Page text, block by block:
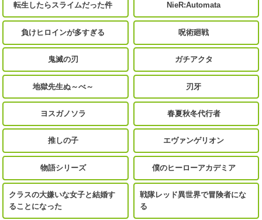
転生したらスライムだった件 NieR:Automata
負けヒロインが多すぎる 呪術廻戦
鬼滅の刃 ガチアクタ
地獄先生ぬ～べ～ 刃牙
ヨスガノソラ 春夏秋冬代行者
推しの子 エヴァンゲリオン
物語シリーズ 僕のヒーローアカデミア
クラスの大嫌いな女子と結婚す
ることになった
戦隊レッド異世界で冒険者にな
る